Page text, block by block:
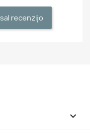
recenzijo
